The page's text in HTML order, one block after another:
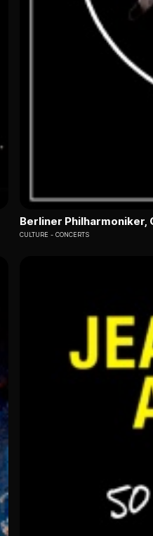
Berliner Philharmoniker,
CULTURE CONCERTS